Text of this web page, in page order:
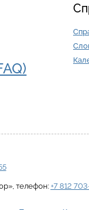
, телефон: +7 812